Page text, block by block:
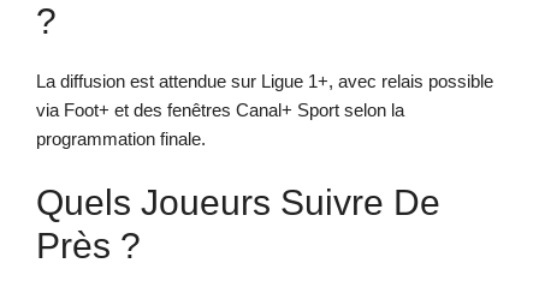
?
La diffusion est attendue sur Ligue 1+, avec relais possible
via Foot+ et des fenêtres Canal+ Sport selon la
programmation finale.
Quels Joueurs Suivre De
Près ?